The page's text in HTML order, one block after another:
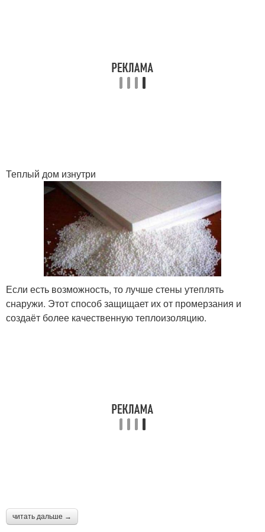
Теплый дом изнутри
Если есть возможность, то лучше стены утеплять
снаружи. Этот способ защищает их от промерзания и
создаёт более качественную теплоизоляцию.
читать дальше →